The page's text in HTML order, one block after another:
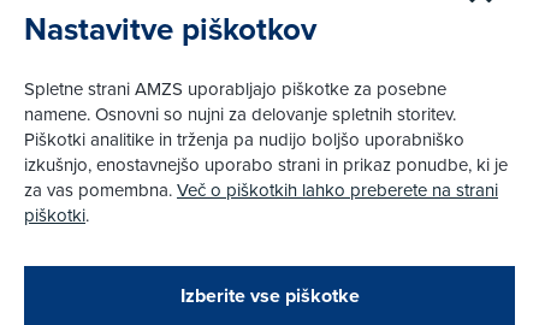
Zapri
Podarjamo vam 10 €!
Obstoječi in novi AMZS člani, ki boste v AMZS
Postanite član AMZS
Zakaj (p)ostati član?
Kako vam pomagamo
Pravni vidiki
Piškotki
Pravno obvestilo
Nastavitve piškotkov
Spletne strani AMZS uporabljajo piškotke za posebne
namene. Osnovni so nujni za delovanje spletnih storitev.
Piškotki analitike in trženja pa nudijo boljšo uporabniško
izkušnjo, enostavnejšo uporabo strani in prikaz ponudbe, ki je
za vas pomembna.Več o piškotkih lahko preberete na strani
piškotki.
Izberite vse piškotke